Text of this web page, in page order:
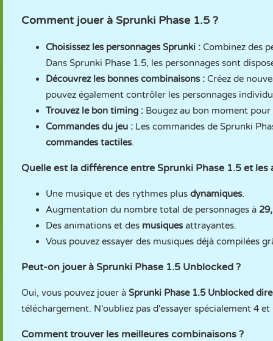
Comment jouer à Sprunki Phase 1.5 ?
Choisissez les personnages Sprunki : Combinez des
Dans Sprunki Phase 1.5, les personnages sont
Découvrez les bonnes combinaisons : Créez de
pouvez également contrôler les personnages
Trouvez le bon timing : Bougez au bon moment
Commandes du jeu : Les commandes de Sprunki
commandes tactiles.
Quelle est la différence entre Sprunki Phase 1.5 et
Une musique et des rythmes plus dynamiques.
Augmentation du nombre total de personnages à
Des animations et des musiquesattrayantes.
Vous pouvez essayer des musiques déjà compilées
Peut-on jouer à Sprunki Phase 1.5 Unblocked ?
Oui, vous pouvez jouer à Sprunki Phase 1.5 Unblocked
téléchargement. N'oubliez pas d'essayer spécialement 4
Comment trouver les meilleures combinaisons ?